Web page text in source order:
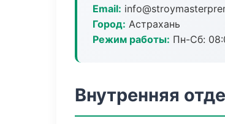
Email:
Город: Астрахань
Режим работы: Пн-Сб:
Внутренняя